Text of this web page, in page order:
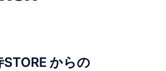
からの